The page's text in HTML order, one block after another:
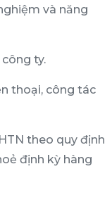
và năng
ty.
thoại, công tác
theo quy định
định kỳ hàng